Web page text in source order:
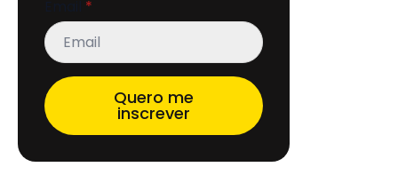
*
Quero me
inscrever